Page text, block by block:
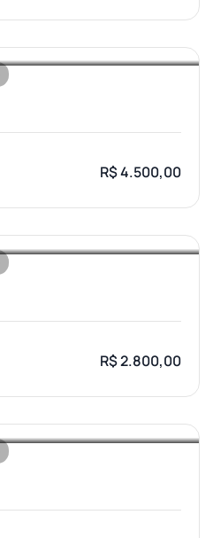
R$ 4.500,00
R$ 2.800,00